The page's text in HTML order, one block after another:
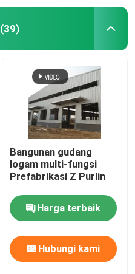
(39)
Bangunan gudang
logam multi-fungsi
Prefabrikasi Z Purlin
Harga terbaik
Hubungi kami